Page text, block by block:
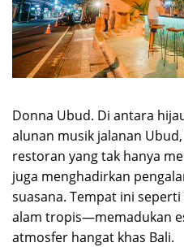
Donna Ubud. Di antara
alunan musik jalanan
restoran yang tak hanya
juga menghadirkan
suasana. Tempat ini
alam tropis—memadukan
atmosfer hangat khas Bali.